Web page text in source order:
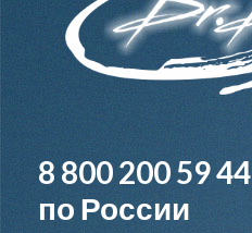
8 800 200 59 44
по России